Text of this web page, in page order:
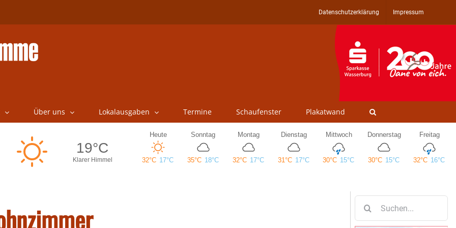
Datenschutzerklärung Impressum
Über uns Lokalausgaben Termine Schaufenster Plakatwand
nach: